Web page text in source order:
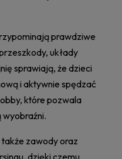
prawdziwe
układy
sprawiają, że dzieci
i aktywnie spędzać
które pozwala
wyobraźni.
zawody oraz